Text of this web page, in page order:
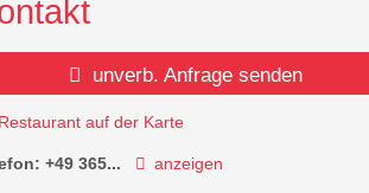
unverb. Anfrage senden
Restaurant auf der Karte
+49 365... anzeigen